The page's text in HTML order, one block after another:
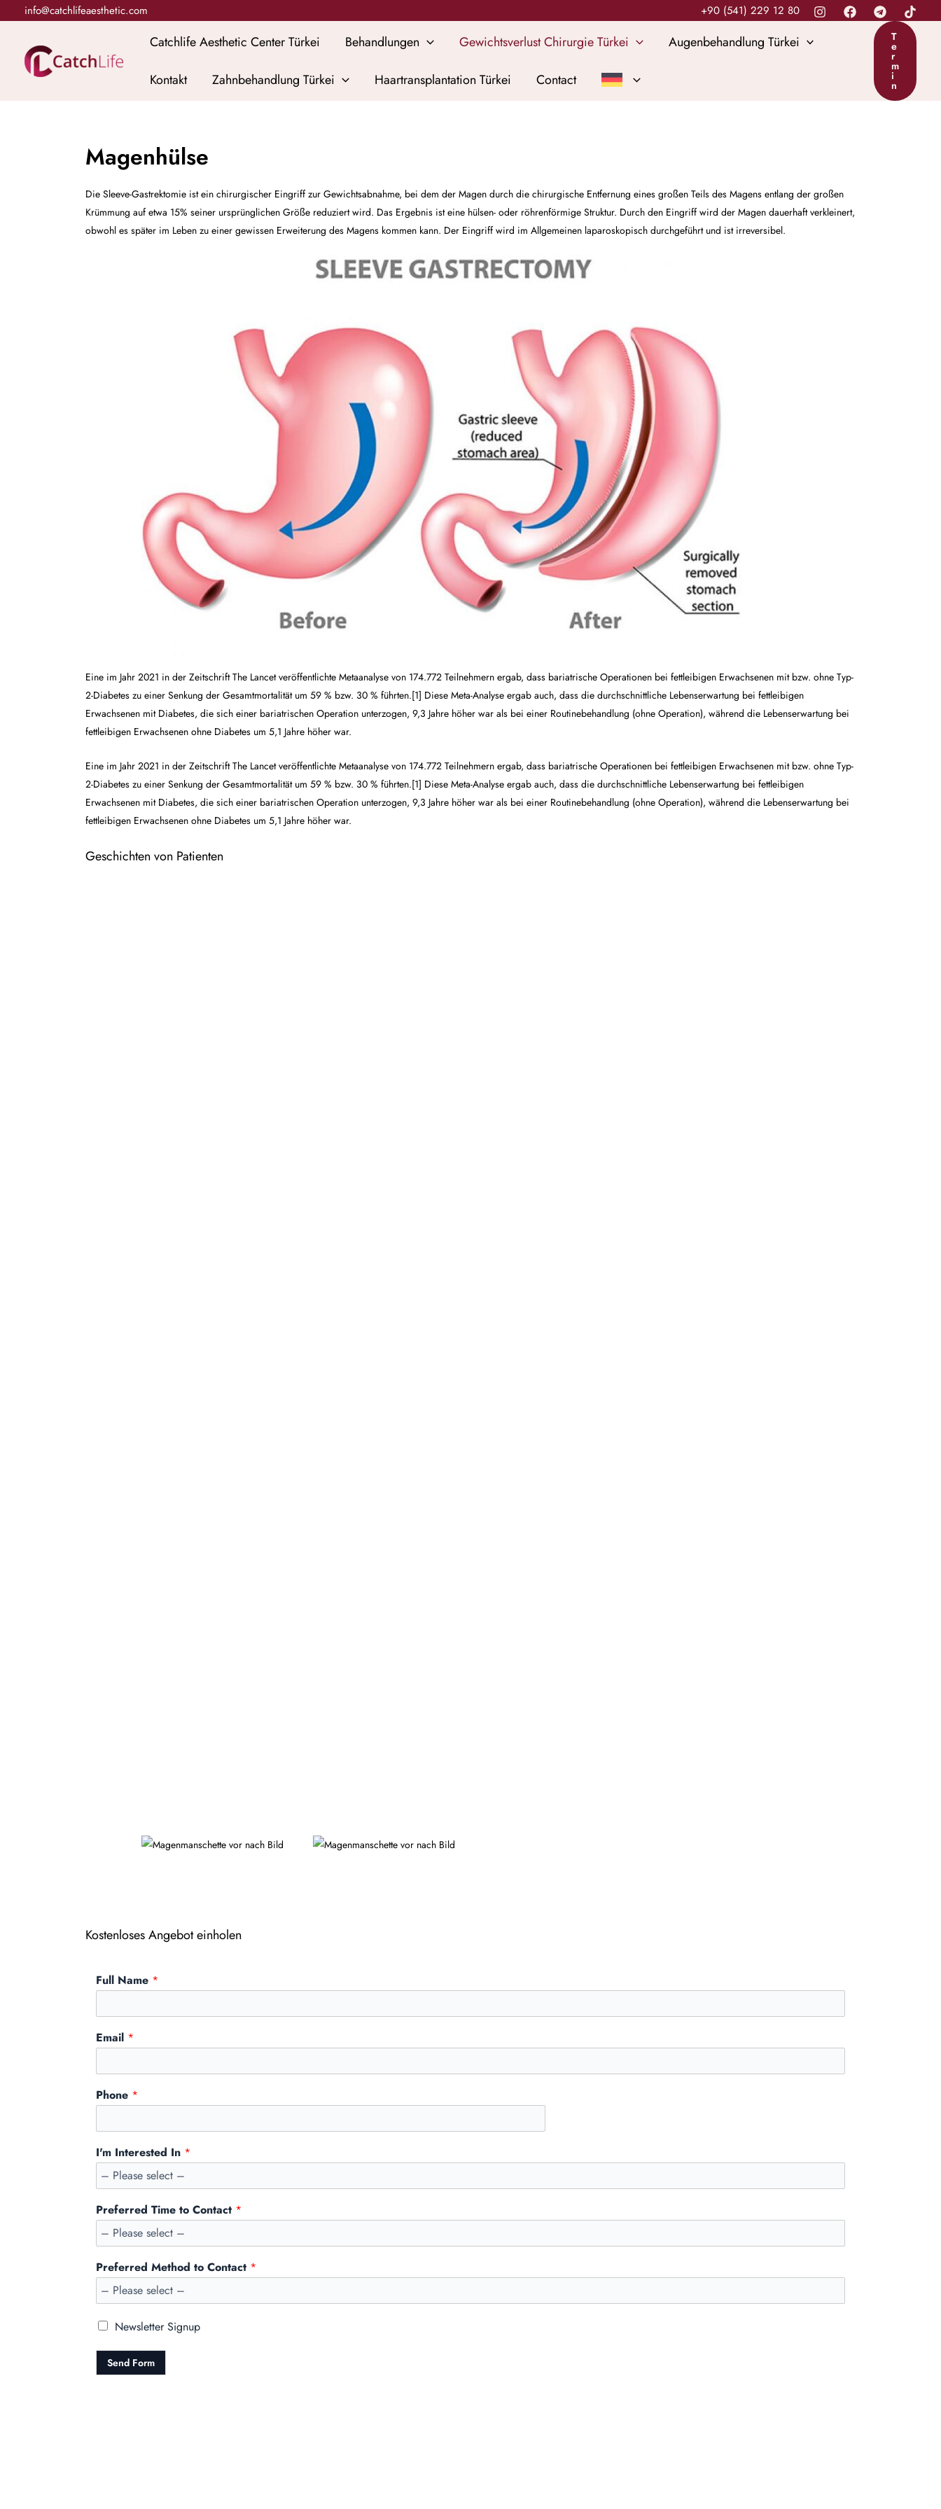
springen
info@catchlifeaesthetic.com +90 (541) 229 12 80
Catchlife Aesthetic Center Türkei Behandlungen Gewichtsverlust Chirurgie Türkei Augenbehandlung Türkei
Kontakt Zahnbehandlung Türkei Haartransplantation Türkei Contact
T
e
r
m
i
n
Magenhülse
Die Sleeve-Gastrektomie ist ein chirurgischer Eingriff zur Gewichtsabnahme, bei dem der Magen durch die chirurgische Entfernung eines großen Teils des Magens entlang der großen
Krümmung auf etwa 15% seiner ursprünglichen Größe reduziert wird. Das Ergebnis ist eine hülsen- oder röhrenförmige Struktur. Durch den Eingriff wird der Magen dauerhaft verkleinert,
obwohl es später im Leben zu einer gewissen Erweiterung des Magens kommen kann. Der Eingriff wird im Allgemeinen laparoskopisch durchgeführt und ist irreversibel.
Eine im Jahr 2021 in der Zeitschrift The Lancet veröffentlichte Metaanalyse von 174.772 Teilnehmern ergab, dass bariatrische Operationen bei fettleibigen Erwachsenen mit bzw. ohne Typ-
2-Diabetes zu einer Senkung der Gesamtmortalität um 59 % bzw. 30 % führten.[1] Diese Meta-Analyse ergab auch, dass die durchschnittliche Lebenserwartung bei fettleibigen
Erwachsenen mit Diabetes, die sich einer bariatrischen Operation unterzogen, 9,3 Jahre höher war als bei einer Routinebehandlung (ohne Operation), während die Lebenserwartung bei
fettleibigen Erwachsenen ohne Diabetes um 5,1 Jahre höher war.
Eine im Jahr 2021 in der Zeitschrift The Lancet veröffentlichte Metaanalyse von 174.772 Teilnehmern ergab, dass bariatrische Operationen bei fettleibigen Erwachsenen mit bzw. ohne Typ-
2-Diabetes zu einer Senkung der Gesamtmortalität um 59 % bzw. 30 % führten.[1] Diese Meta-Analyse ergab auch, dass die durchschnittliche Lebenserwartung bei fettleibigen
Erwachsenen mit Diabetes, die sich einer bariatrischen Operation unterzogen, 9,3 Jahre höher war als bei einer Routinebehandlung (ohne Operation), während die Lebenserwartung bei
fettleibigen Erwachsenen ohne Diabetes um 5,1 Jahre höher war.
Geschichten von Patienten
Kostenloses Angebot einholen
Full Name *
Email *
Phone *
I'm Interested In *
Preferred Time to Contact *
Preferred Method to Contact *
Newsletter Signup
Send Form